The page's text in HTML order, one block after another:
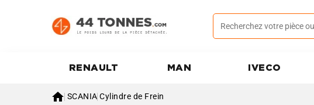
RENAULT MAN IVECO
 SCANIA Cylindre de Frein